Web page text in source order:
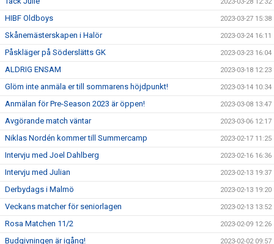
2023-03-28 12:32
HIBF Oldboys 2023-03-27 15:38
Skånemästerskapen i Halör 2023-03-24 16:11
Påskläger på Söderslätts GK 2023-03-23 16:04
ALDRIG ENSAM 2023-03-18 12:23
Glöm inte anmäla er till sommarens höjdpunkt! 2023-03-14 10:34
Anmälan för Pre-Season 2023 är öppen! 2023-03-08 13:47
Avgörande match väntar 2023-03-06 12:17
Niklas Nordén kommer till Summercamp 2023-02-17 11:25
Intervju med Joel Dahlberg 2023-02-16 16:36
Intervju med Julian 2023-02-13 19:37
Derbydags i Malmö 2023-02-13 19:20
Veckans matcher för seniorlagen 2023-02-13 13:52
Rosa Matchen 11/2 2023-02-09 12:26
Budgivningen är igång! 2023-02-02 09:57